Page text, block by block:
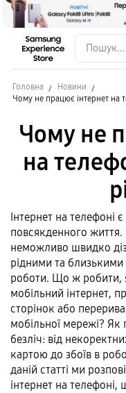
Головна
Новини
Чому не працює інтернет на
Чому не
на
Інтернет на
повсякденного
неможливо швидко
рідними та
роботи. Що ж робити,
мобільний інтернет,
сторінок або
мобільної мережі?
безліч: від
картою до збоїв в
даній статті ми
інтернет на телефоні,